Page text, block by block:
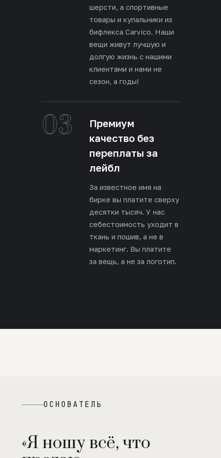
шерсти, а спортивные
товары и купальники из
бифлекса Carvico. Наши
вещи живут лучшую и
долгую жизнь с нашими
клиентами и нами не
сезон, а годы!
03
Премиум
качество без
переплаты за
лейбл
За известное имя на
бирке вы платите сверху
десятки тысяч. У нас
себестоимость уходит в
ткань и пошив, а не в
маркетинг. Вы платите
за вещь, а не за логотип.
ОСНОВАТЕЛЬ
«Я ношу всё, что